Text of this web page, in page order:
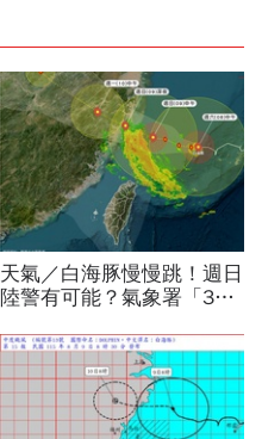
天氣／白海豚慢慢跳！週日
陸警有可能？氣象署「3字
縣市達停班課標準